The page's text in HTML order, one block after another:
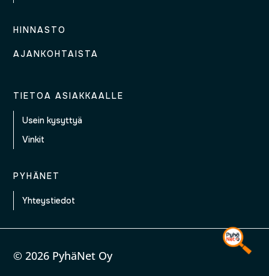
HINNASTO
AJANKOHTAISTA
TIETOA ASIAKKAALLE
Usein kysyttyä
Vinkit
PYHÄNET
Yhteystiedot
© 2026 PyhäNet Oy